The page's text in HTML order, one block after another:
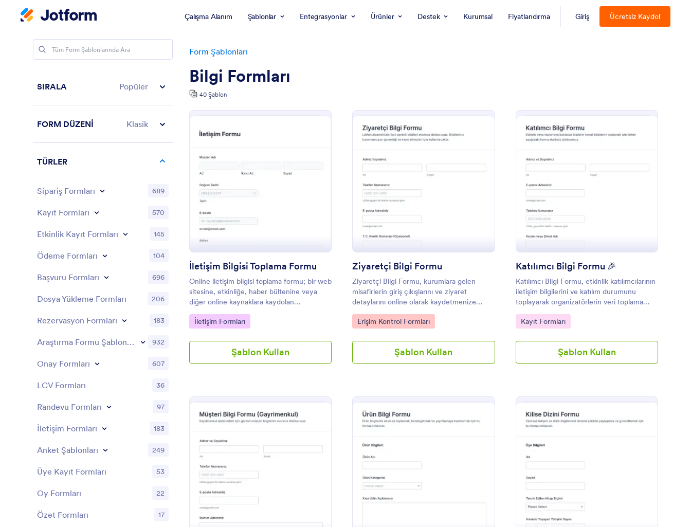
Çalışma Alanım Şablonlar Entegrasyonlar Ürünler Destek Kurumsal Fiyatlandırma Giriş Ücretsiz Kaydol
Form Şablonları
Bilgi Formları
40 Şablon
Önizleme : İletişim Bilgisi Toplama Formu
İletişim Bilgisi Toplama Formu
Online iletişim bilgisi toplama formu; bir web
sitesine, etkinliğe, haber bültenine veya
diğer online kaynaklara kaydolan
ziyaretçilerden iletişim bilgilerini toplamak
için kullanılan online bir formdur.
Go to Category:
İletişim Formları
Şablon Kullan
Önizleme : Ziyaretçi Bilgi Formu
Ziyaretçi Bilgi Formu
Ziyaretçi Bilgi Formu, kurumlara gelen
misafirlerin giriş çıkışlarını ve ziyaret
detaylarını online olarak kaydetmenize
yardımcı olur ve Jotform ile veri toplama
sürecini daha düzenli hale getirir.
Go to Category:
Erişim Kontrol Formları
Şablon Kullan
Önizleme
Katılımcı Bilgi Formu 🎉
Katılımcı Bilgi Formu, etkinlik katılımcılarının
iletişim bilgilerini ve katılım durumunu
toplayarak organizatörlerin veri toplama
sürecini Jotform ile hızlandırmasına
yardımcı olur.
Go to Category:
Kayıt Formları
Şablon Kullan
Önizleme : Müşteri Bilgi Formu (Gayrimenkul)
SIRALA Popüler
FORM DÜZENİ Klasik
TÜRLER
Sipariş Formları 689
Kayıt Formları 570
Etkinlik Kayıt Formları 145
Ödeme Formları 104
Başvuru Formları 696
Dosya Yükleme Formları 206
Rezervasyon Formları 183
Araştırma Formu Şablonları 932
Onay Formları 607
LCV Formları 36
Randevu Formları 97
İletişim Formları 183
Anket Şablonları 249
Üye Kayıt Formları 53
Oy Formları 22
Özet Formları 17